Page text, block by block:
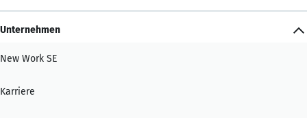
Unternehmen
New Work SE
Karriere